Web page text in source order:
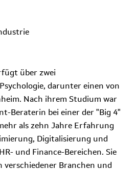
über zwei
darunter einen von
Nach ihrem Studium war
Beraterin bei einer der "Big 4"
als zehn Jahre Erfahrung
Digitalisierung und
und Finance-Bereichen. Sie
Branchen und